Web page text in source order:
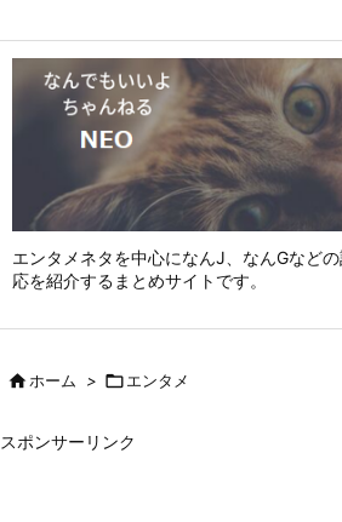
エンタメネタを中心になんJ、なんGなど
応を紹介するまとめサイトです。
ホーム > エンタメ
スポンサーリンク